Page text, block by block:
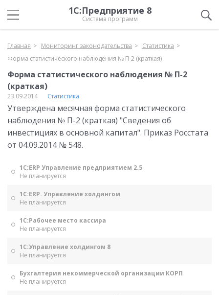
1С:Предприятие 8
Система программ
Главная Мониторинг законодательства
Статистика
Форма статистического наблюдения № П-2 (краткая)
Форма статистического наблюдения № П-2
(краткая)
23.09.2014 Статистика
Утверждена месячная форма статистического
наблюдения № П-2 (краткая) "Сведения об
инвестициях в основной капитал". Приказ Росстата
от 04.09.2014 № 548.
1С:ERP Управление предприятием 2.5
Не планируется
1С:ERP. Управление холдингом
Не планируется
1С:Рабочее место кассира
Не планируется
1С:Управление холдингом 8
Не планируется
Бухгалтерия некоммерческой организации КОРП
Не планируется